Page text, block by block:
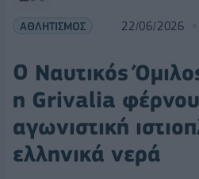
ΑΘΛΗΤΙΣΜΟΣ 22/06/2026
Ο Ναυτικός
η Grivalia
αγωνιστική
ελληνικά νερά